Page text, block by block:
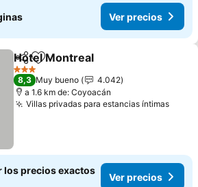
Ver precios
CompartirAgregar a favoritos
Hotel Montreal
3 Estrellas
8,3 Muy bueno
4.042
a 1.6 km de: Coyoacán
Villas privadas para estancias íntimasVer
los precios exactos
Ver precios